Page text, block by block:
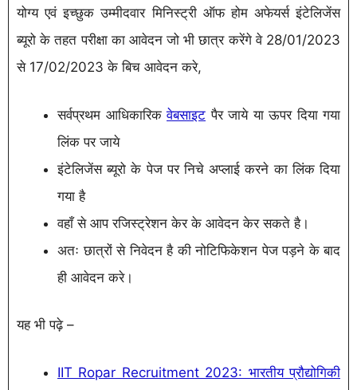
योग्य एवं इच्छुक उम्मीदवार मिनिस्ट्री ऑफ होम अफेयर्स इंटेलिजेंस
ब्यूरो के तहत परीक्षा का आवेदन जो भी छात्र करेंगे वे 28/01/2023
से 17/02/2023 के बिच आवेदन करे,
सर्वप्रथम आधिकारिकवेबसाइट पैर जाये या ऊपर दिया गया
लिंक पर जाये
इंटेलिजेंस ब्यूरो के पेज पर निचे अप्लाई करने का लिंक दिया
गया है
वहाँ से आप रजिस्ट्रेशन केर के आवेदन केर सकते है।
अतः छात्रों से निवेदन है की नोटिफिकेशन पेज पड़ने के बाद
ही आवेदन करे।
यह भी पढ़े –
IIT Ropar Recruitment 2023: भारतीय प्रौद्योगिकी